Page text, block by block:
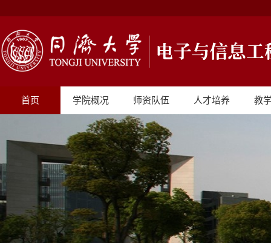
首页 学院概况 师资队伍 人才培养 教